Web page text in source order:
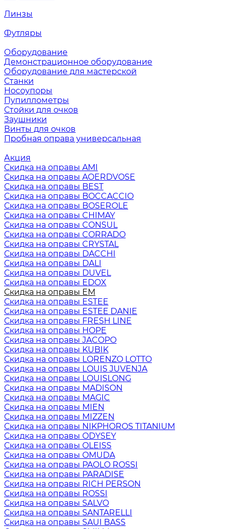
Линзы
Футляры
Оборудование
Демонстрационное оборудование
Оборудование для мастерской
Станки
Носоупоры
Пупиллометры
Стойки для очков
Заушники
Винты для очков
Пробная оправа универсальная
Акция
Скидка на оправы AMI
Скидка на оправы AOERDVOSE
Скидка на оправы BEST
Скидка на оправы BOCCACCIO
Скидка на оправы BOSEROLE
Скидка на оправы CHIMAY
Скидка на оправы CONSUL
Скидка на оправы CORRADO
Скидка на оправы CRYSTAL
Скидка на оправы DACCHI
Скидка на оправы DALI
Скидка на оправы DUVEL
Скидка на оправы EDOX
Скидка на оправы EM
Скидка на оправы ESTEE
Скидка на оправы ESTEE DANIE
Скидка на оправы FRESH LINE
Скидка на оправы HOPE
Скидка на оправы JACOPO
Скидка на оправы KUBIK
Скидка на оправы LORENZO LOTTO
Скидка на оправы LOUIS JUVENJA
Скидка на оправы LOUISLONG
Скидка на оправы MADISON
Скидка на оправы MAGIC
Скидка на оправы MIEN
Скидка на оправы MIZZEN
Скидка на оправы NIKPHOROS TITANIUM
Скидка на оправы ODYSEY
Скидка на оправы OLEISS
Скидка на оправы OMUDA
Скидка на оправы PAOLO ROSSI
Скидка на оправы PARADISE
Скидка на оправы RICH PERSON
Скидка на оправы ROSSI
Скидка на оправы SALVO
Скидка на оправы SANTARELLI
Скидка на оправы SAUI BASS